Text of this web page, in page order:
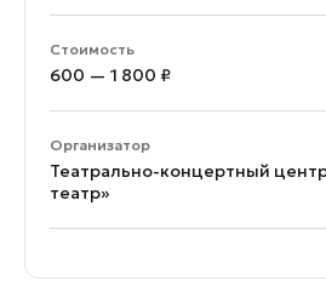
Стоимость
600 — 1 800 ₽
Организатор
Театрально-концертный
театр»